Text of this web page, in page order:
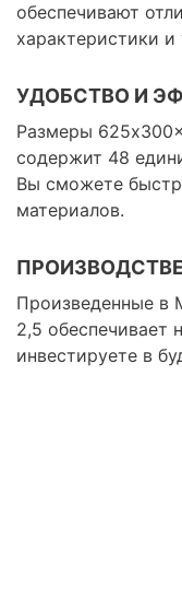
обеспечивают
характеристики
УДОБСТВО И
Размеры
содержит 48
Вы сможете
материалов.
Произведенные в
2,5 обеспечивает
инвестируете в